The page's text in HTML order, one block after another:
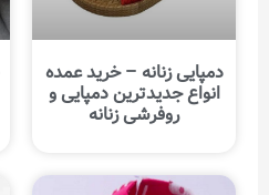
دمپایی زنانه – خرید عمده
انواع جدیدترین دمپایی و
روفرشی زنانه